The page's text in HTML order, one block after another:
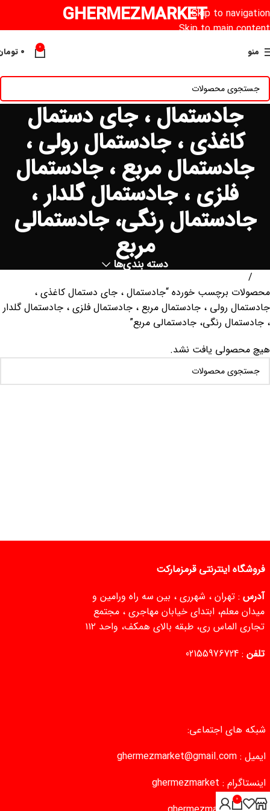
Skip to navigation
Skip to main content
GHERMEZMARKET
منو 0 ۰
جادستمال ، جای دستمال
کاغذی ، جادستمال رولی ،
جادستمال مربع ، جادستمال
فلزی ، جادستمال گلدار ،
جادستمال رنگی، جادستمالی
مربع
دسته بندی‌ها
محصولات برچسب خورده “جادستمال ، جای دستمال کاغذی ،
جادستمال رولی ، جادستمال مربع ، جادستمال فلزی ، جادستمال گلدار
، جادستمال رنگی، جادستمالی مربع”
هیچ محصولی یافت نشد.
فروشگاه اینترنتی قرمزمارکت
آدرس : تهران ، شهرری ، بین سه راه ورامین و
میدان معلم، ابتدای خیابان مهاجری ، مجتمع
تجاری الماس ری، طبقه بالای همکف، واحد ۱۱۲
تلفن :
02155976724
شبکه های اجتماعی:
ایمیل : ghermezmarket@gmail.com
اینستاگرام : ghermezmarket
0